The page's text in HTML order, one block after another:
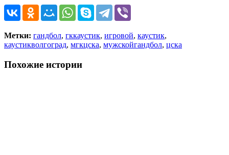
Метки: гандбол, гккаустик, игровой, каустик,
каустикволгоград, мгкцска, мужскойгандбол, цска
Похожие истории